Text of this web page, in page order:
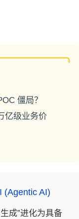
僵局？
亿级业务价
(Agentic AI)
成”进化为具备